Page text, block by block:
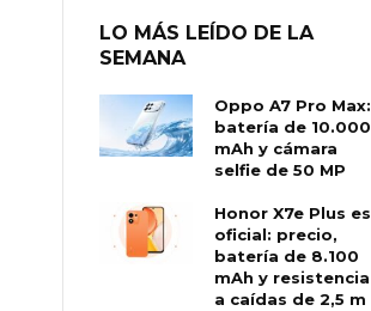
LO MÁS LEÍDO DE LA
SEMANA
Oppo A7 Pro Max:
batería de 10.000
mAh y cámara
selfie de 50 MP
Honor X7e Plus es
oficial: precio,
batería de 8.100
mAh y resistencia
a caídas de 2,5 m